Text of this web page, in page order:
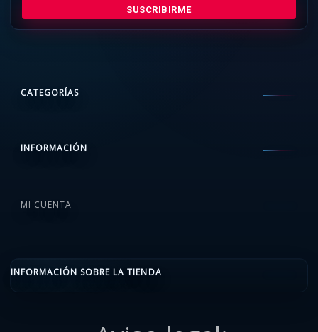
SUSCRIBIRME
CATEGORÍAS
INFORMACIÓN
MI CUENTA
INFORMACIÓN SOBRE LA TIENDA